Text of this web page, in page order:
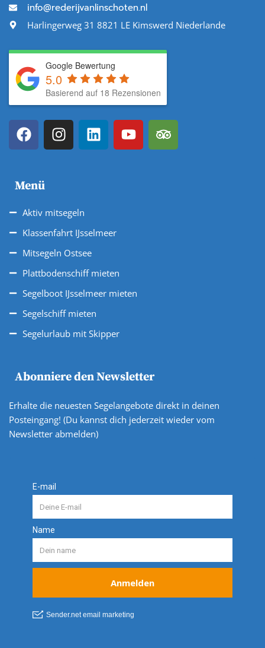
info@rederijvanlinschoten.nl
Harlingerweg 31 8821 LE Kimswerd Niederlande
Google Bewertung
5.0
Basierend auf 18 Rezensionen
Menü
Aktiv mitsegeln
Klassenfahrt IJsselmeer
Mitsegeln Ostsee
Plattbodenschiff mieten
Segelboot IJsselmeer mieten
Segelschiff mieten
Segelurlaub mit Skipper
Abonniere den Newsletter
Erhalte die neuesten Segelangebote direkt in deinen
Posteingang! (Du kannst dich jederzeit wieder vom
Newsletter abmelden)